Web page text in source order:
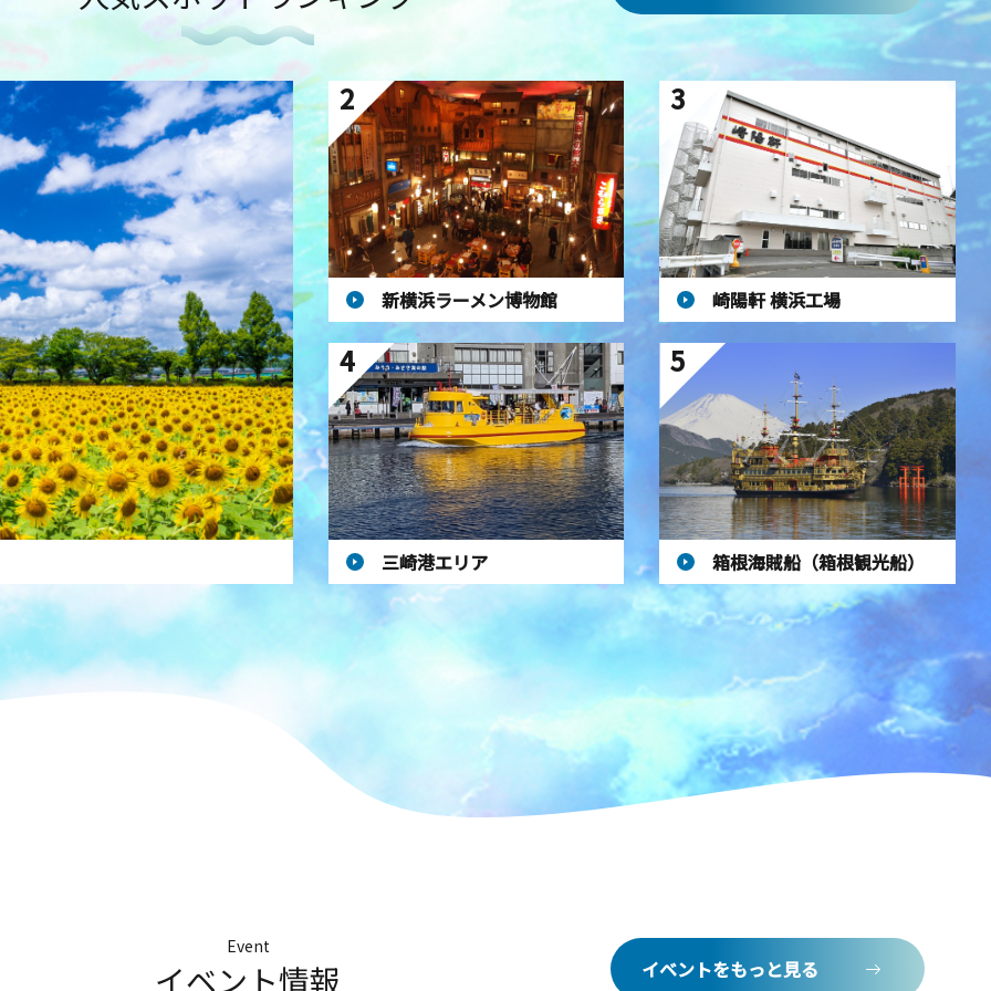
2
新横浜ラーメン博物館
3
崎陽軒 横浜工場
4
三崎港エリア
5
箱根海賊船（箱根観光船）
イベントをもっと見る
Event
イベント情報